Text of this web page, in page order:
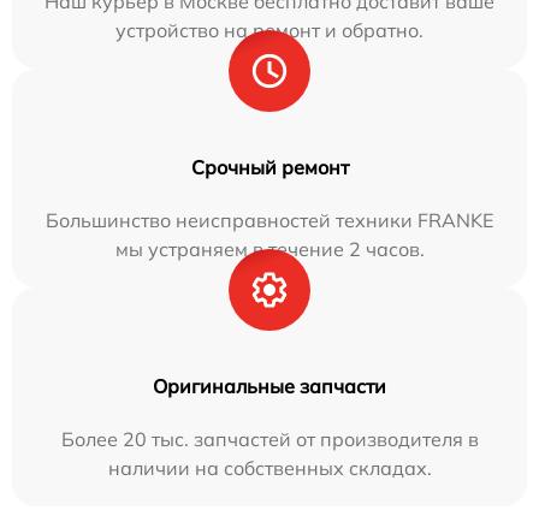
устройство на ремонт и обратно.
Срочный ремонт
Большинство неисправностей техники FRANKE
мы устраняем в течение 2 часов.
Оригинальные запчасти
Более 20 тыс. запчастей от производителя в
наличии на собственных складах.